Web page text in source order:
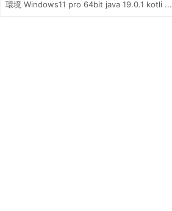
環境 Windows11 pro 64bit java 19.0.1 kotli ...